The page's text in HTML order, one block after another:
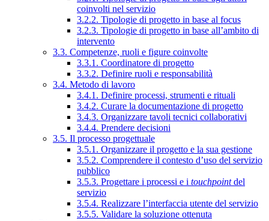
coinvolti nel servizio
3.2.2. Tipologie di progetto in base al focus
3.2.3. Tipologie di progetto in base all’ambito di
intervento
3.3. Competenze, ruoli e figure coinvolte
3.3.1. Coordinatore di progetto
3.3.2. Definire ruoli e responsabilità
3.4. Metodo di lavoro
3.4.1. Definire processi, strumenti e rituali
3.4.2. Curare la documentazione di progetto
3.4.3. Organizzare tavoli tecnici collaborativi
3.4.4. Prendere decisioni
3.5. Il processo progettuale
3.5.1. Organizzare il progetto e la sua gestione
3.5.2. Comprendere il contesto d’uso del servizio
pubblico
3.5.3. Progettare i processi e i touchpointdel
servizio
3.5.4. Realizzare l’interfaccia utente del servizio
3.5.5. Validare la soluzione ottenuta